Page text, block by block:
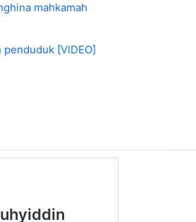
mahkamah
[VIDEO]